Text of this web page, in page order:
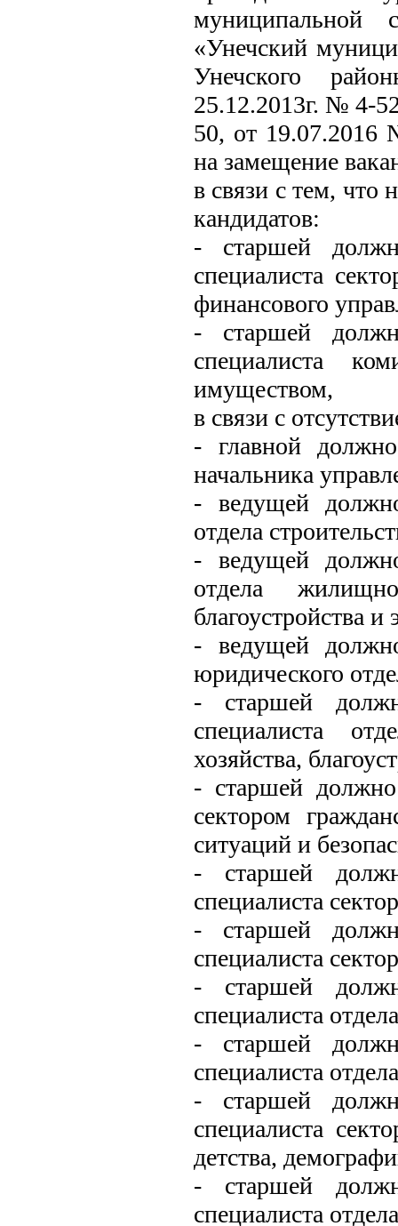
муниципальной
«Унечский
Унечского
25.12.2013г. № 4-
50, от 19.07.2016
на замещение
в связи с тем, что
кандидатов:
- старшей
специалиста
финансового
- старшей
специалиста
имуществом,
в связи с
- главной
начальника
- ведущей
отдела
- ведущей
отдела
благоустройства и
- ведущей
юридического
- старшей
специалиста
хозяйства,
- старшей
сектором
ситуаций и
- старшей
специалиста
- старшей
специалиста
- старшей
специалиста
- старшей
специалиста
- старшей
специалиста
детства,
- старшей
специалиста